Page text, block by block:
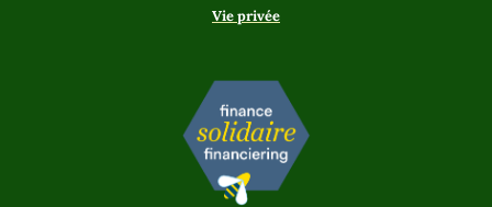
Vie privée